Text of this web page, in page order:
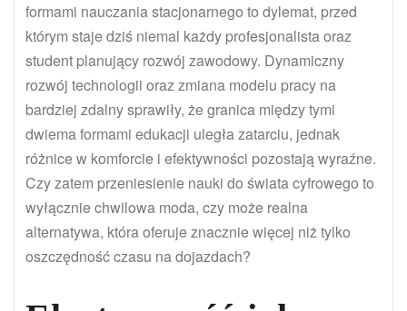
formami nauczania stacjonarnego to dylemat, przed
którym staje dziś niemal każdy profesjonalista oraz
student planujący rozwój zawodowy. Dynamiczny
rozwój technologii oraz zmiana modelu pracy na
bardziej zdalny sprawiły, że granica między tymi
dwiema formami edukacji uległa zatarciu, jednak
różnice w komforcie i efektywności pozostają wyraźne.
Czy zatem przeniesienie nauki do świata cyfrowego to
wyłącznie chwilowa moda, czy może realna
alternatywa, która oferuje znacznie więcej niż tylko
oszczędność czasu na dojazdach?